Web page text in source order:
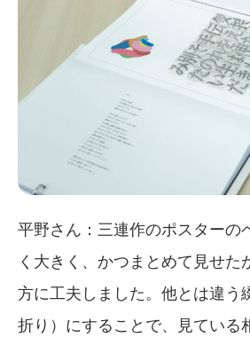
平野さん：三連作のポスターの
く大きく、かつまとめて見せた
方に工夫しました。他とは違う
折り）にすることで、見ている